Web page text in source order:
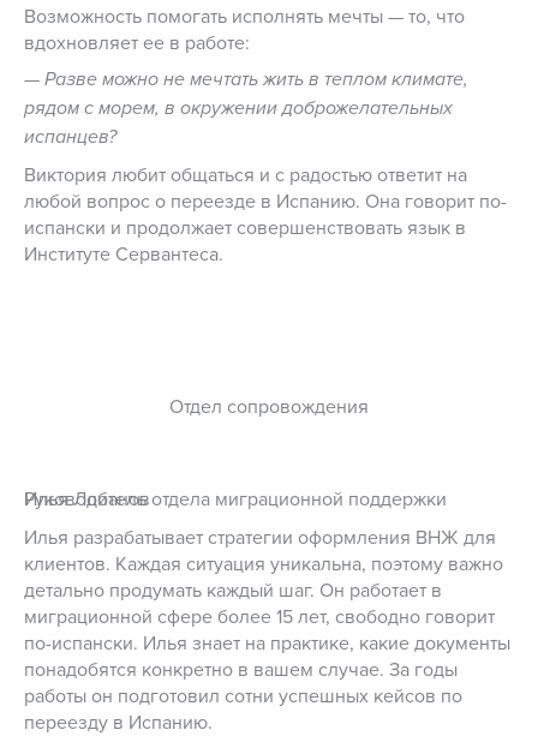
Возможность помогать исполнять мечты — то, что
вдохновляет ее в работе:
— Разве можно не мечтать жить в теплом климате,
рядом с морем, в окружении доброжелательных
испанцев?
Виктория любит общаться и с радостью ответит на
любой вопрос о переезде в Испанию. Она говорит по-
испански и продолжает совершенствовать язык в
Институте Сервантеса.
Отдел сопровождения
Илья Лобанов
Руководитель отдела миграционной поддержки
Илья разрабатывает стратегии оформления ВНЖ для
клиентов. Каждая ситуация уникальна, поэтому важно
детально продумать каждый шаг. Он работает в
миграционной сфере более 15 лет, свободно говорит
по-испански. Илья знает на практике, какие документы
понадобятся конкретно в вашем случае. За годы
работы он подготовил сотни успешных кейсов по
переезду в Испанию.